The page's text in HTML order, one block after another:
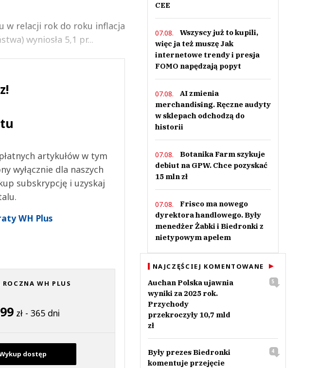
w relacji rok do roku inflacja
wyniosła 5,1 pr...
artykułów w tym
wyłącznie dla naszych
subskrypcję i uzyskaj
WH Plus
ROCZNA WH PLUS
zł - 365 dni
dostęp
CEE
07.08.
Wszyscy już to kupili,
więc ja też muszę Jak
internetowe trendy i presja
FOMO napędzają popyt
07.08.
AI zmienia
merchandising. Ręczne audyty
w sklepach odchodzą do
historii
07.08.
Botanika Farm szykuje
debiut na GPW. Chce pozyskać
15 mln zł
07.08.
Frisco ma nowego
dyrektora handlowego. Były
menedżer Żabki i Biedronki z
nietypowym apelem
NAJCZĘŚCIEJ KOMENTOWANE
Auchan Polska ujawnia
wyniki za 2025 rok.
Przychody
przekroczyły 10,7 mld
zł
5
Były prezes Biedronki
komentuje przejęcie
4